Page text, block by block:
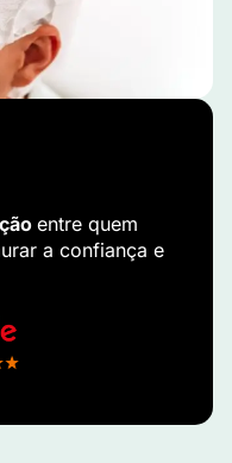
entre quem
a confiança e